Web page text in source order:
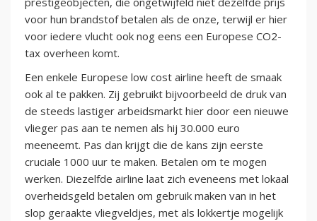
voor hun brandstof betalen als de onze, terwijl er hier
voor iedere vlucht ook nog eens een Europese CO2-
tax overheen komt.
Een enkele Europese low cost airline heeft de smaak
ook al te pakken. Zij gebruikt bijvoorbeeld de druk van
de steeds lastiger arbeidsmarkt hier door een nieuwe
vlieger pas aan te nemen als hij 30.000 euro
meeneemt. Pas dan krijgt die de kans zijn eerste
cruciale 1000 uur te maken. Betalen om te mogen
werken. Diezelfde airline laat zich eveneens met lokaal
overheidsgeld betalen om gebruik maken van in het
slop geraakte vliegveldjes, met als lokkertje mogelijk